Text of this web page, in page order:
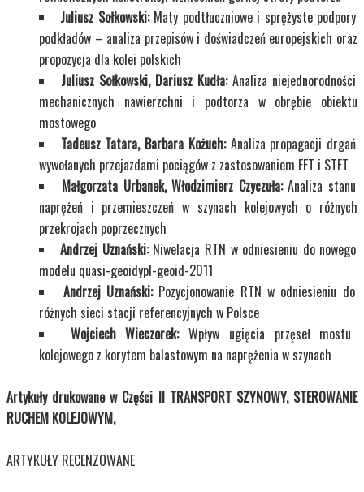
Juliusz Sołkowski: Maty podtłuczniowe i sprężyste podpory
podkładów – analiza przepisów i doświadczeń europejskich oraz
propozycja dla kolei polskich
Juliusz Sołkowski, Dariusz Kudła: Analiza niejednorodności
mechanicznych nawierzchni i podtorza w obrębie obiektu
mostowego
Tadeusz Tatara, Barbara Kożuch: Analiza propagacji drgań
wywołanych przejazdami pociągów z zastosowaniem FFT i STFT
Małgorzata Urbanek, Włodzimierz Czyczuła: Analiza stanu
naprężeń i przemieszczeń w szynach kolejowych o różnych
przekrojach poprzecznych
Andrzej Uznański: Niwelacja RTN w odniesieniu do nowego
modelu quasi-geoidypl-geoid-2011
Andrzej Uznański: Pozycjonowanie RTN w odniesieniu do
różnych sieci stacji referencyjnych w Polsce
Wojciech Wieczorek: Wpływ ugięcia przęseł mostu
kolejowego z korytem balastowym na naprężenia w szynach
Artykuły drukowane w Części II TRANSPORT SZYNOWY, STEROWANIE
RUCHEM KOLEJOWYM,
ARTYKUŁY RECENZOWANE